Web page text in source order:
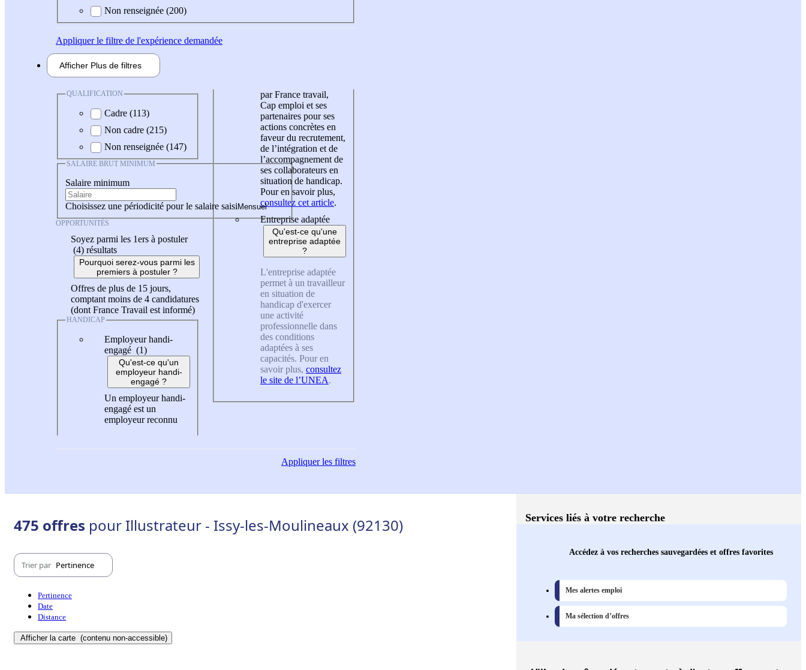
Non renseignée (200)
Appliquerle filtre de l'expérience demandée
Afficher Plus de filtres
QUALIFICATION
Cadre (113)
Non cadre (215)
Non renseignée (147)
SALAIRE BRUT MINIMUM
Salaire minimum
Choisissez une périodicité pour le salaire saisi
OPPORTUNITÉS
Soyez parmi les 1ers à postuler
(4) résultats
Pourquoi serez-vous parmi les
premiers à postuler ?
Offres de plus de 15 jours,
comptant moins de 4 candidatures
(dont France Travail est informé)
HANDICAP
Employeur handi-
engagé (1)
Qu'est-ce qu'un
employeur handi-
engagé ?
Un employeur handi-
engagé est un
employeur reconnu
par France travail,
Cap emploi et ses
partenaires pour ses
actions concrètes en
faveur du recrutement,
de l’intégration et de
l’accompagnement de
ses collaborateurs en
situation de handicap.
Pour en savoir plus,
consultez cet article.
Entreprise adaptée
Qu'est-ce qu'une
entreprise adaptée
?
L'entreprise adaptée
permet à un travailleur
en situation de
handicap d'exercer
une activité
professionnelle dans
des conditions
adaptées à ses
capacités. Pour en
savoir plus, consultez
le site de l’UNEA.
Appliquerles filtres
475 offres pour Illustrateur - Issy-les-Moulineaux (92130)
Trier par Pertinence
Pertinence
Date
Distance
Afficher la carte (contenu non-accessible)
Services liés à votre recherche
Accédez à vos recherches sauvegardées et offres favorites
Mes alertes emploi
Ma sélection d’offres